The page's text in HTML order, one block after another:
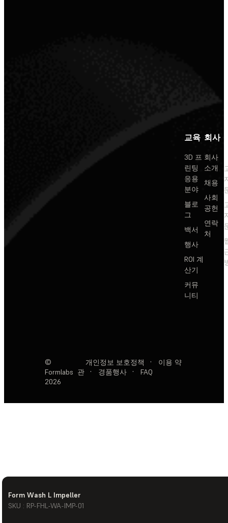
Form Wash L Impeller
SKU : RP-FHL-WA-IMP-01
교육
3D 프
린팅
응용
분야
블로
그
백서
행사
ROI 계
산기
커뮤
니티
회사
회사
소개
채용
사회
공헌
연락
처
©
Formlabs
2026
개인정보 보호정책 ·
이용 약
관
· 경품행사 · FAQ